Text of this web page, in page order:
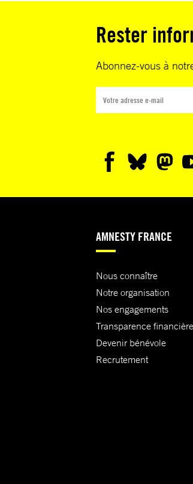
Rester
Abonnez-vous à
AMNESTY FRANCE
Nous connaître
Notre organisation
Nos engagements
Transparence financière
Devenir bénévole
Recrutement